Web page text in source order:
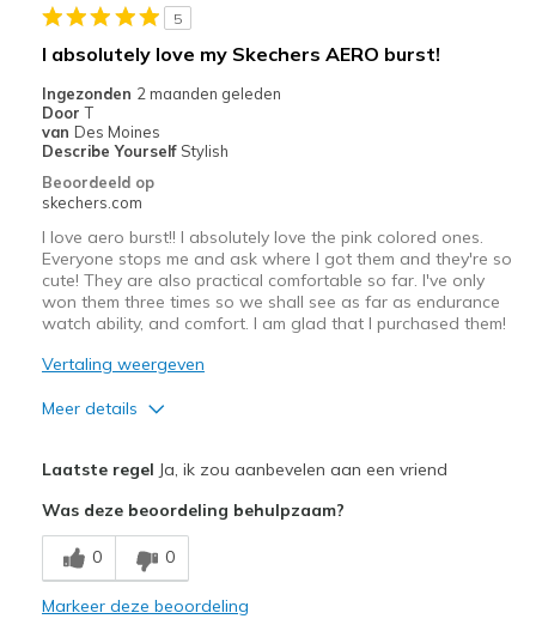
Walking
Width
Feels true to width
Sizing
View On Shoes
I'm Into Shoes
5
I absolutely love my Skechers AERO burst!
Ingezonden 2 maanden geleden
Door T
van Des Moines
Describe Yourself Stylish
Beoordeeld op
skechers.com
I love aero burst!! I absolutely love the pink colored ones.
Everyone stops me and ask where I got them and they're so
cute! They are also practical comfortable so far. I've only
won them three times so we shall see as far as endurance
watch ability, and comfort. I am glad that I purchased them!
Vertaling weergeven
Meer details
Breathe Well
Comfortable
Laatste regel Ja, ik zou aanbevelen aan een vriend
Was deze beoordeling behulpzaam?
0 0
Markeer deze beoordeling